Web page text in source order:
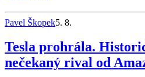
Pavel Škopek5. 8.
Tesla prohrála.
nečekaný rival od